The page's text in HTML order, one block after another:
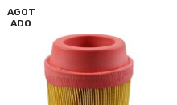
AGOT
ADO